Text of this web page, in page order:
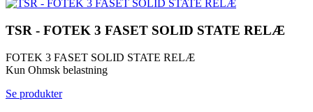
TSR - FOTEK 3 FASET SOLID STATE RELÆ
FOTEK 3 FASET SOLID STATE RELÆ
Kun Ohmsk belastning
Se produkter